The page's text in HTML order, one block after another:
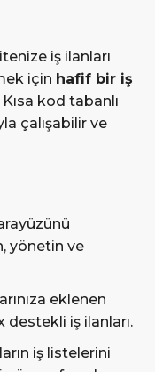
iş ilanları
için hafif bir iş
Kısa kod tabanlı
çalışabilir ve
yönetin ve
eklenen
iş ilanları.
iş listelerini